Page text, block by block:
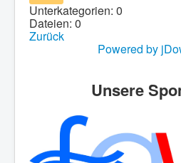
Unterkategorien: 0
Dateien: 0
Zurück
Powered by
Unsere